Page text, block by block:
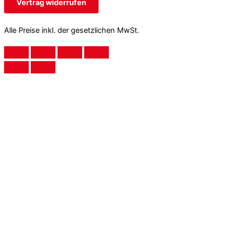
Vertrag widerrufen
Alle Preise inkl. der gesetzlichen MwSt.